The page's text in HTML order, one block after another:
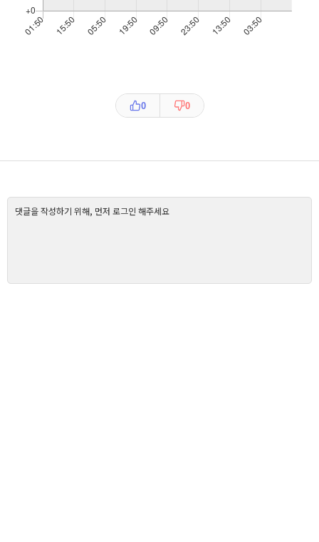
0 0
댓글을 작성하기 위해, 먼저 로그인 해주세요